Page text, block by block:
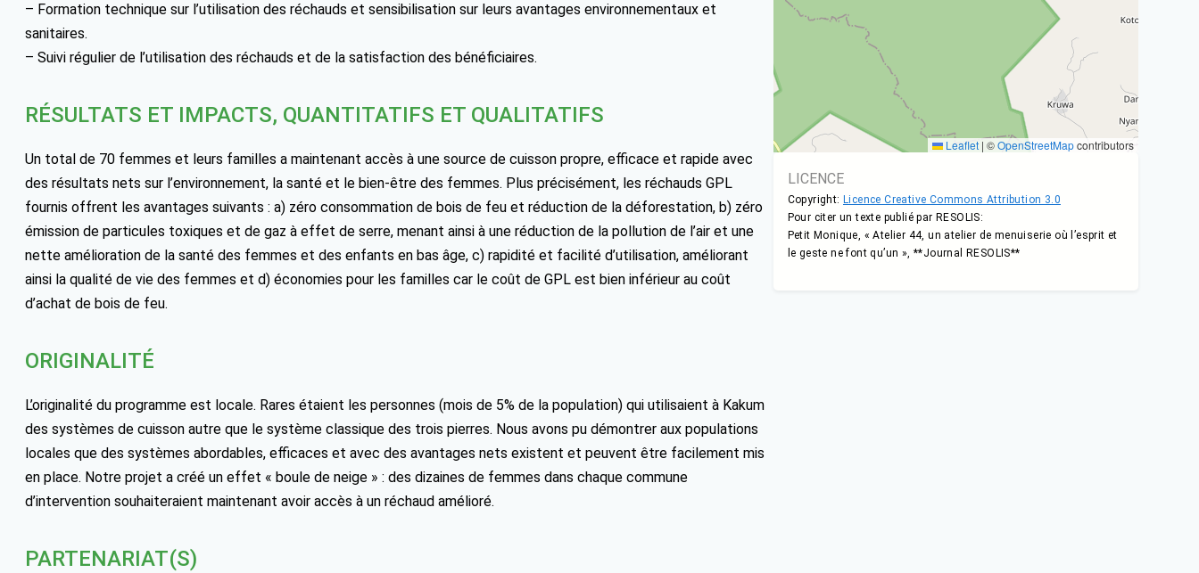
– Formation technique sur l’utilisation des réchauds et sensibilisation sur leurs avantages environnementaux et
sanitaires.
– Suivi régulier de l’utilisation des réchauds et de la satisfaction des bénéficiaires.
RÉSULTATS ET IMPACTS, QUANTITATIFS ET QUALITATIFS
Un total de 70 femmes et leurs familles a maintenant accès à une source de cuisson propre, efficace et rapide avec
des résultats nets sur l’environnement, la santé et le bien-être des femmes. Plus précisément, les réchauds GPL
fournis offrent les avantages suivants : a) zéro consommation de bois de feu et réduction de la déforestation, b) zéro
émission de particules toxiques et de gaz à effet de serre, menant ainsi à une réduction de la pollution de l’air et une
nette amélioration de la santé des femmes et des enfants en bas âge, c) rapidité et facilité d’utilisation, améliorant
ainsi la qualité de vie des femmes et d) économies pour les familles car le coût de GPL est bien inférieur au coût
d’achat de bois de feu.
ORIGINALITÉ
L’originalité du programme est locale. Rares étaient les personnes (mois de 5% de la population) qui utilisaient à Kakum
des systèmes de cuisson autre que le système classique des trois pierres. Nous avons pu démontrer aux populations
locales que des systèmes abordables, efficaces et avec des avantages nets existent et peuvent être facilement mis
en place. Notre projet a créé un effet « boule de neige » : des dizaines de femmes dans chaque commune
d’intervention souhaiteraient maintenant avoir accès à un réchaud amélioré.
PARTENARIAT(S)
Leaflet | ©OpenStreetMapcontributors
LICENCE
Copyright: Licence Creative Commons Attribution 3.0
Pour citer un texte publié par RESOLIS:
Petit Monique, « Atelier 44, un atelier de menuiserie où l’esprit et
le geste ne font qu’un », **Journal RESOLIS**